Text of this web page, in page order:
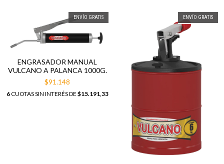
ENVÍO GRATIS
ENGRASADOR MANUAL
VULCANO A PALANCA 1000G.
$91.148
6CUOTAS SIN INTERÉS DE $15.191,33
ENVÍO GRATIS